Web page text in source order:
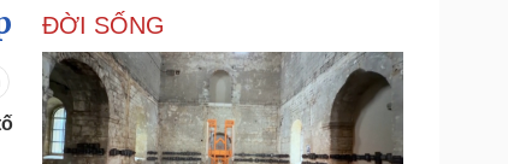
Giá cà phê
nghiệp
tin doanh nghiệp
Công nghệ
Sành điệu
ĐỜI SỐNG